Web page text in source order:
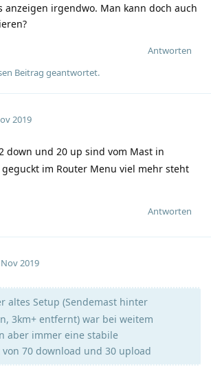
anzeigen irgendwo. Man kann doch auch
Antworten
Beitrag geantwortet.
2019
down und 20 up sind vom Mast in
im Router Menu viel mehr steht
Antworten
2019
altes Setup (Sendemast hinter
3km+ entfernt) war bei weitem
aber immer eine stabile
70 download und 30 upload